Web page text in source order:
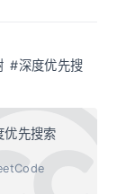
#深度优先搜
优先搜索